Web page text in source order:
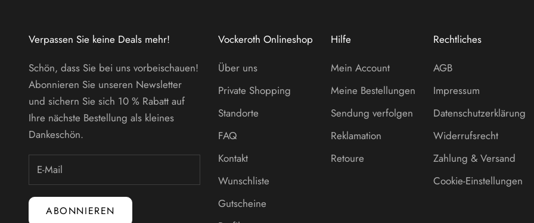
Verpassen Sie keine Deals mehr!
Schön, dass Sie bei uns vorbeischauen!
Abonnieren Sie unseren Newsletter
und sichern Sie sich 10 % Rabatt auf
Ihre nächste Bestellung als kleines
Dankeschön.
ABONNIEREN
Vockeroth Onlineshop
Über uns
Private Shopping
Standorte
FAQ
Kontakt
Wunschliste
Gutscheine
Hilfe
Mein Account
Meine Bestellungen
Sendung verfolgen
Reklamation
Retoure
Rechtliches
AGB
Impressum
Datenschutzerklärung
Widerrufsrecht
Zahlung & Versand
Cookie-Einstellungen